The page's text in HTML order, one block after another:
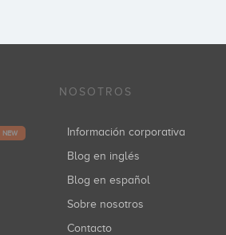
NEW
NOSOTROS
Información corporativa
Blog en inglés
Blog en español
Sobre nosotros
Contacto